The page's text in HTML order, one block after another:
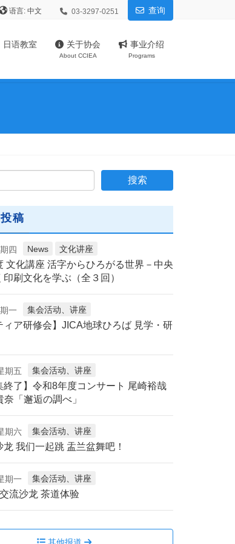
语言: 03-3297-0251 查询
日语教室 关于协会
About CCIEA
事业介绍
Programs
稿
四 News 文化讲座
文化講座 活字からひろがる世界－中央
印刷文化を学ぶ（全３回）
一 集会活动、讲座
ィア研修会】JICA地球ひろば 見学・研
期五 集会活动、讲座
終了】令和8年度コンサート 尾崎裕哉
「邂逅の調べ」
期六 集会活动、讲座
龙 我们一起跳 盂兰盆舞吧！
期一 集会活动、讲座
流沙龙 茶道体验
其他报道